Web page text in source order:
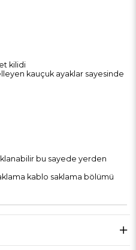
kilidi
kauçuk ayaklar sayesinde
bu sayede yerden
kablo saklama bölümü